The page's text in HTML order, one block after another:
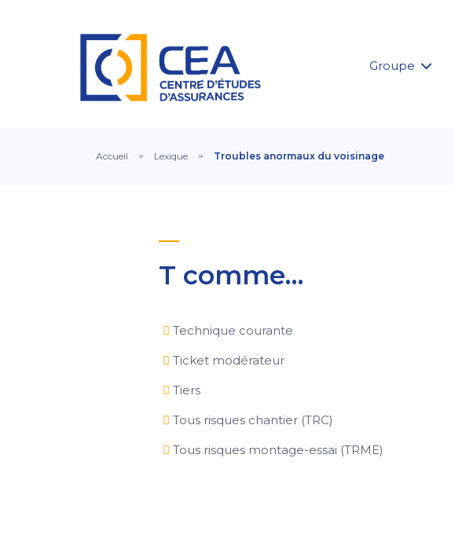
Groupe
Accueil > Lexique > Troubles anormaux du voisinage
T comme…
Technique courante
Ticket modérateur
Tiers
Tous risques chantier (TRC)
Tous risques montage-essai (TRME)